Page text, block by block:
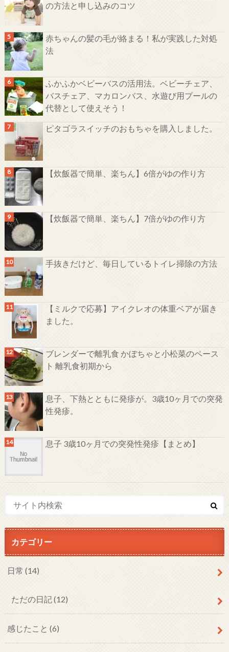
の方法と申し込みのコツ
赤ちゃんの髪の毛が絡まる！私が実践した対処
法
ふかふかベビーバスの活用法。ベビーチェア、
バスチェア、マカロンバス、水遊び用プールの
代替として使えそう！
ピタゴラスイッチのおもちゃを購入しました。
【炊飯器で簡単、楽ちん】6倍がゆの作り方
【炊飯器で簡単、楽ちん】7倍がゆの作り方
手抜きだけど、毎日しているトイレ掃除の方法
【ミルクで応募】アイクレオの体重ベアが届き
ました。
ブレンダーで離乳食 かぼちゃと小松菜のペース
ト 離乳食初期から
息子、下熱とともに発疹が。3歳10ヶ月での突発
性発疹。
息子 3歳10ヶ月での突発性発疹【まとめ】
カテゴリー
日常 (14)
ただの日記(12)
感じたこと (6)